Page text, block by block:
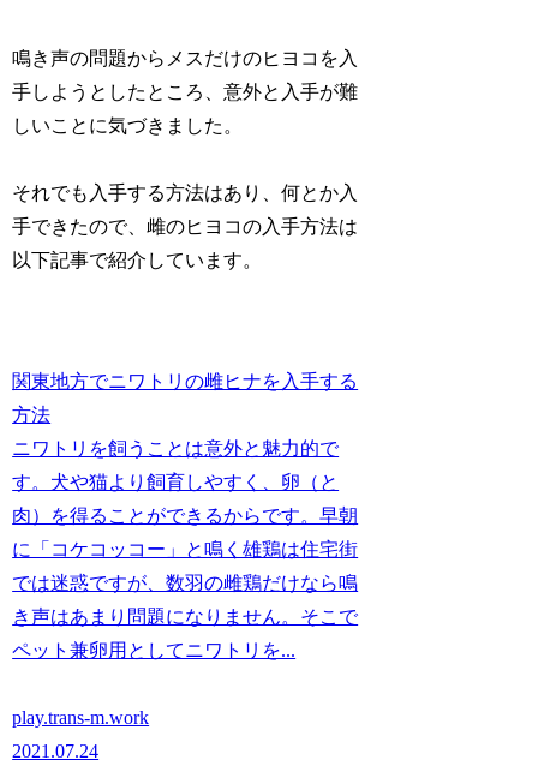
鳴き声の問題からメスだけのヒヨコを入
手しようとしたところ、意外と入手が難
しいことに気づきました。
それでも入手する方法はあり、何とか入
手できたので、雌のヒヨコの入手方法は
以下記事で紹介しています。
関東地方でニワトリの雌ヒナを入手する
方法
ニワトリを飼うことは意外と魅力的で
す。犬や猫より飼育しやすく、卵（と
肉）を得ることができるからです。早朝
に「コケコッコー」と鳴く雄鶏は住宅街
では迷惑ですが、数羽の雌鶏だけなら鳴
き声はあまり問題になりません。そこで
ペット兼卵用としてニワトリを...
play.trans-m.work
2021.07.24